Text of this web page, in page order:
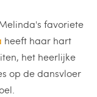
favoriete
heeft haar hart
het heerlijke
op de dansvloer